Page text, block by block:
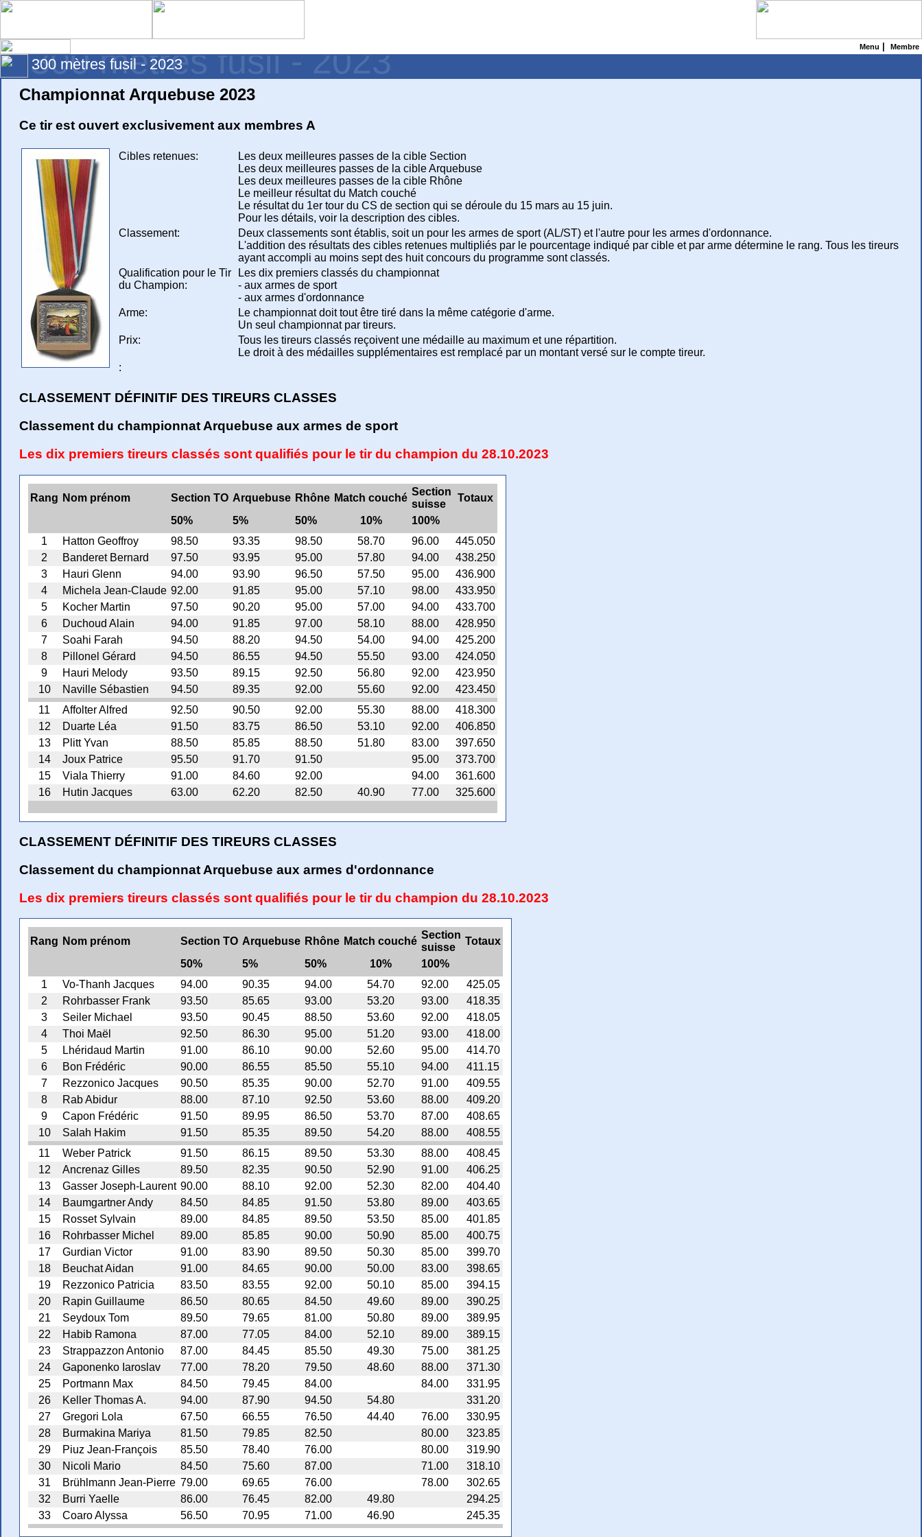
Menu Membre
300 mètres fusil - 2023
300 mètres fusil - 2023
Championnat Arquebuse 2023
Ce tir est ouvert exclusivement aux membres A
Cibles retenues:
Les deux meilleures passes de la cible Section
Les deux meilleures passes de la cible Arquebuse
Les deux meilleures passes de la cible Rhône
Le meilleur résultat du Match couché
Le résultat du 1er tour du CS de section qui se déroule du 15 mars au 15 juin.
Pour les détails, voir la description des cibles.
Classement:
Deux classements sont établis, soit un pour les armes de sport (AL/ST) et l'autre pour les armes d'ordonnance.
L'addition des résultats des cibles retenues multipliés par le pourcentage indiqué par cible et par arme détermine le rang. Tous les tireurs
ayant accompli au moins sept des huit concours du programme sont classés.
Qualification pour le Tir
du Champion:
Les dix premiers classés du championnat
- aux armes de sport
- aux armes d'ordonnance
Arme:
Le championnat doit tout être tiré dans la même catégorie d'arme.
Un seul championnat par tireurs.
Prix:
Tous les tireurs classés reçoivent une médaille au maximum et une répartition.
Le droit à des médailles supplémentaires est remplacé par un montant versé sur le compte tireur.
:
CLASSEMENT DÉFINITIF DES TIREURS CLASSES
Classement du championnat Arquebuse aux armes de sport
Les dix premiers tireurs classés sont qualifiés pour le tir du champion du 28.10.2023
Rang Nom prénom Section TO Arquebuse Rhône Match couché
Section
suisse
Totaux
50%
5% 50% 10%
100%
1
Hatton Geoffroy 98.50 93.35 98.50 58.70 96.00
445.050
2
Banderet Bernard 97.50 93.95 95.00 57.80 94.00
438.250
3
Hauri Glenn 94.00 93.90 96.50 57.50 95.00
436.900
4
Michela Jean-Claude 92.00 91.85 95.00 57.10 98.00
433.950
5
Kocher Martin 97.50 90.20 95.00 57.00 94.00
433.700
6
Duchoud Alain 94.00 91.85 97.00 58.10 88.00
428.950
7
Soahi Farah 94.50 88.20 94.50 54.00 94.00
425.200
8
Pillonel Gérard 94.50 86.55 94.50 55.50 93.00
424.050
9
Hauri Melody 93.50 89.15 92.50 56.80 92.00
423.950
10
Naville Sébastien 94.50 89.35 92.00 55.60 92.00
423.450
11
Affolter Alfred 92.50 90.50 92.00 55.30 88.00
418.300
12
Duarte Léa 91.50 83.75 86.50 53.10 92.00
406.850
13
Plitt Yvan 88.50 85.85 88.50 51.80 83.00
397.650
14
Joux Patrice 95.50 91.70 91.50 95.00
373.700
15
Viala Thierry 91.00 84.60 92.00 94.00
361.600
16
Hutin Jacques 63.00 62.20 82.50 40.90 77.00 325.600
CLASSEMENT DÉFINITIF DES TIREURS CLASSES
Classement du championnat Arquebuse aux armes d'ordonnance
Les dix premiers tireurs classés sont qualifiés pour le tir du champion du 28.10.2023
Rang Nom prénom Section TO Arquebuse Rhône Match couché
Section
suisse
Totaux
50%
5% 50% 10%
100%
1
Vo-Thanh Jacques 94.00 90.35 94.00 54.70 92.00
425.05
2
Rohrbasser Frank 93.50 85.65 93.00 53.20 93.00
418.35
3
Seiler Michael 93.50 90.45 88.50 53.60 92.00
418.05
4
Thoi Maël 92.50 86.30 95.00 51.20 93.00
418.00
5
Lhéridaud Martin 91.00 86.10 90.00 52.60 95.00
414.70
6
Bon Frédéric 90.00 86.55 85.50 55.10 94.00
411.15
7
Rezzonico Jacques 90.50 85.35 90.00 52.70 91.00
409.55
8
Rab Abidur 88.00 87.10 92.50 53.60 88.00
409.20
9
Capon Frédéric 91.50 89.95 86.50 53.70 87.00
408.65
10
Salah Hakim 91.50 85.35 89.50 54.20 88.00
408.55
11
Weber Patrick 91.50 86.15 89.50 53.30 88.00
408.45
12
Ancrenaz Gilles 89.50 82.35 90.50 52.90 91.00
406.25
13
Gasser Joseph-Laurent 90.00 88.10 92.00 52.30 82.00
404.40
14
Baumgartner Andy 84.50 84.85 91.50 53.80 89.00
403.65
15
Rosset Sylvain 89.00 84.85 89.50 53.50 85.00
401.85
16
Rohrbasser Michel 89.00 85.85 90.00 50.90 85.00
400.75
17
Gurdian Victor 91.00 83.90 89.50 50.30 85.00
399.70
18
Beuchat Aidan 91.00 84.65 90.00 50.00 83.00
398.65
19
Rezzonico Patricia 83.50 83.55 92.00 50.10 85.00
394.15
20
Rapin Guillaume 86.50 80.65 84.50 49.60 89.00
390.25
21
Seydoux Tom 89.50 79.65 81.00 50.80 89.00
389.95
22
Habib Ramona 87.00 77.05 84.00 52.10 89.00
389.15
23
Strappazzon Antonio 87.00 84.45 85.50 49.30 75.00
381.25
24
Gaponenko Iaroslav 77.00 78.20 79.50 48.60 88.00
371.30
25
Portmann Max 84.50 79.45 84.00 84.00
331.95
26
Keller Thomas A. 94.00 87.90 94.50 54.80
331.20
27
Gregori Lola 67.50 66.55 76.50 44.40 76.00
330.95
28
Burmakina Mariya 81.50 79.85 82.50 80.00
323.85
29
Piuz Jean-François 85.50 78.40 76.00 80.00
319.90
30
Nicoli Mario 84.50 75.60 87.00 71.00
318.10
31
Brühlmann Jean-Pierre 79.00 69.65 76.00 78.00
302.65
32
Burri Yaelle 86.00 76.45 82.00 49.80
294.25
33
Coaro Alyssa 56.50 70.95 71.00 46.90 245.35